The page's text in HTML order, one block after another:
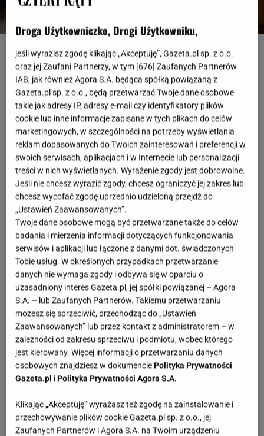
OTWÓRZ GALERIĘ(3)
Jesień i zima to czas, gdy chętniej sięgamy po ciepłe
napoje – cappuccino, latte czy gorącą czekoladę.
Aby przygotować je w idealnej wersji, warto
zainwestować w spieniacz do mleka. Model
ZEEGMA Milkee Wood Biały dostępny w Media
Expertłączy nowoczesny design, funkcjonalność i
atrakcyjną cenę, dzięki czemu zyskuje coraz
większą popularność wśród klientów.
Nowoczesny design z nutą elegancji w genialnej
cenie
Spieniacz ZEEGMA Milkee Wood wyróżnia się
minimalistycznym, białym wykończeniem z
drewnianym uchwytem, które świetnie wpasuje się
w każdą kuchnię. Elegancki wygląd sprawia, że
urządzenie nie tylko jest praktyczne, ale również
stanowi stylowy element wyposażenia blatu.
Spieniacz zajmuje mało miejsca na blatach, dzięki
czemu sprzęt jest bezproblemowy.
Droga Użytkowniczko, Drogi Użytkowniku,
jeśli wyrazisz zgodę klikając „Akceptuję”, Gazeta.pl sp. z o.o.
oraz jej Zaufani Partnerzy, w tym [676] Zaufanych Partnerów
IAB, jak również Agora S.A. będąca spółką powiązaną z
Gazeta.pl sp. z o.o., będą przetwarzać Twoje dane osobowe
takie jak adresy IP, adresy e-mail czy identyfikatory plików
cookie lub inne informacje zapisane w tych plikach do celów
marketingowych, w szczególności na potrzeby wyświetlania
reklam dopasowanych do Twoich zainteresowań i preferencji w
swoich serwisach, aplikacjach i w Internecie lub personalizacji
treści w nich wyświetlanych. Wyrażenie zgody jest dobrowolne.
Jeśli nie chcesz wyrazić zgody, chcesz ograniczyć jej zakres lub
chcesz wycofać zgodę uprzednio udzieloną przejdź do
„Ustawień Zaawansowanych”.
Twoje dane osobowe mogą być przetwarzane także do celów
badania i mierzenia informacji dotyczących funkcjonowania
serwisów i aplikacji lub łączone z danymi dot. świadczonych
Tobie usług. W określonych przypadkach przetwarzanie
danych nie wymaga zgody i odbywa się w oparciu o
uzasadniony interes Gazeta.pl, jej spółki powiązanej – Agora
S.A. – lub Zaufanych Partnerów. Takiemu przetwarzaniu
możesz się sprzeciwić, przechodząc do „Ustawień
Zaawansowanych” lub przez kontakt z administratorem – w
zależności od zakresu sprzeciwu i podmiotu, wobec którego
jest kierowany. Więcej informacji o przetwarzaniu danych
osobowych znajdziesz w dokumenciePolityka Prywatności
Gazeta.pl iPolityka Prywatności Agora S.A.
Klikając „Akceptuję” wyrażasz też zgodę na zainstalowanie i
przechowywanie plików cookie Gazeta.pl sp. z o.o., jej
Zaufanych Partnerów i Agora S.A. na Twoim urządzeniu